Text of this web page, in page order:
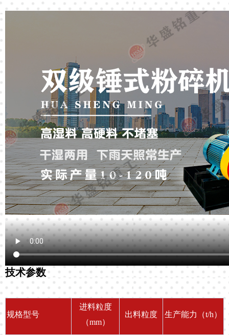
技术参数
规格型号
进料粒度
（mm）
出料粒度 生产能力（t/h）